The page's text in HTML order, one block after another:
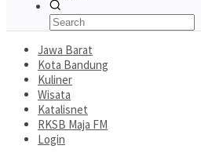
Jawa Barat
Kota Bandung
Kuliner
Wisata
Katalisnet
RKSB Maja FM
Login